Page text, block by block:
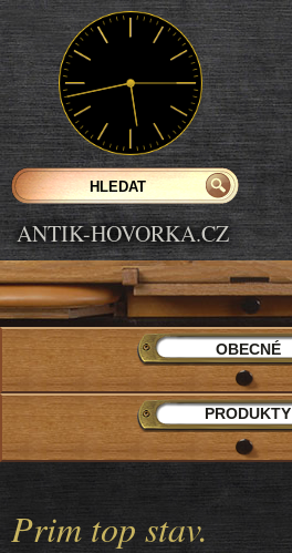
Prim top stav.
ANTIK-HOVORKA.CZ
OBECNÉ
PRODUKTY